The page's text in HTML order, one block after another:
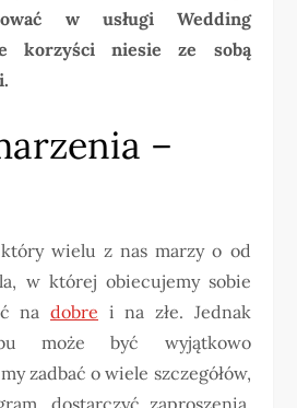
w usługi Wedding
korzyści niesie ze sobą
–
wielu z nas marzy o od
w której obiecujemy sobie
na dobre i na złe. Jednak
może być wyjątkowo
zadbać o wiele szczegółów,
dostarczyć zaproszenia,